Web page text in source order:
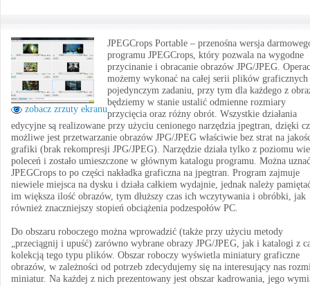
zobacz zrzuty ekranu
JPEGCrops Portable – przenośna wersja
programu JPEGCrops, który pozwala na wygodne
przycinanie i obracanie obrazów JPG/JPEG.
możemy wykonać na całej serii plików
pojedynczym zadaniu, przy tym dla każdego z
będziemy w stanie ustalić odmienne rozmiary
przycięcia oraz różny obrót. Wszystkie działania
edycyjne są realizowane przy użyciu cenionego narzędzia jpegtran, dzięki
możliwe jest przetwarzanie obrazów JPG/JPEG właściwie bez strat na
grafiki (brak rekompresji JPG/JPEG). Narzędzie działa tylko z poziomu
poleceń i zostało umieszczone w głównym katalogu programu. Można
JPEGCrops to po części nakładka graficzna na jpegtran. Program zajmuje
niewiele miejsca na dysku i działa całkiem wydajnie, jednak należy
im większa ilość obrazów, tym dłuższy czas ich wczytywania i obróbki, jak
również znaczniejszy stopień obciążenia podzespołów PC.
Do obszaru roboczego można wprowadzić (także przy użyciu metody
„przeciągnij i upuść) zarówno wybrane obrazy JPG/JPEG, jak i katalogi z
kolekcją tego typu plików. Obszar roboczy wyświetla miniatury graficzne
obrazów, w zależności od potrzeb zdecydujemy się na interesujący nas
miniatur. Na każdej z nich prezentowany jest obszar kadrowania, jego